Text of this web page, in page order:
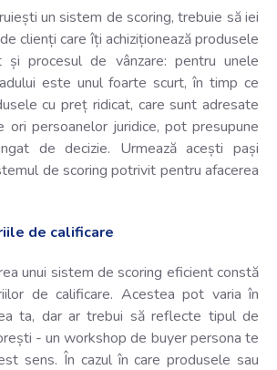
un sistem de scoring, trebuie să iei
clienți care îți achiziționează produsele
și procesul de vânzare: pentru unele
este unul foarte scurt, în timp ce
cu preț ridicat, care sunt adresate
ori persoanelor juridice, pot presupune
de decizie. Urmează acești pași
de scoring potrivit pentru afacerea
de calificare
unui sistem de scoring eficient constă
de calificare. Acestea pot varia în
ta, dar ar trebui să reflecte tipul de
- un workshop de buyer persona te
sens. În cazul în care produsele sau